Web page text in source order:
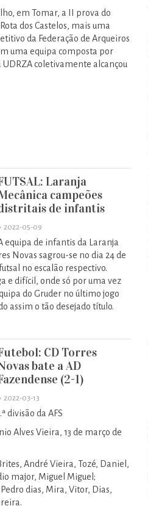
em Tomar, a II prova do
dos Castelos, mais uma
da Federação de Arqueiros
uma equipa composta por
UDRZA coletivamente alcançou
Laranja
campeões
de infantis
2022-05-09
equipa de infantis da Laranja
Novas sagrou-se no dia 24 de
no escalão respectivo.
e difícil, onde só por uma vez
do Gruder no último jogo
assim o tão desejado título.
CD Torres
bate a AD
(2-1)
2022-03-13
divisão da AFS
Alves Vieira, 13 de março de
André Vieira, Tozé, Daniel,
major, Miguel Miguel;
dias, Mira, Vitor, Dias,